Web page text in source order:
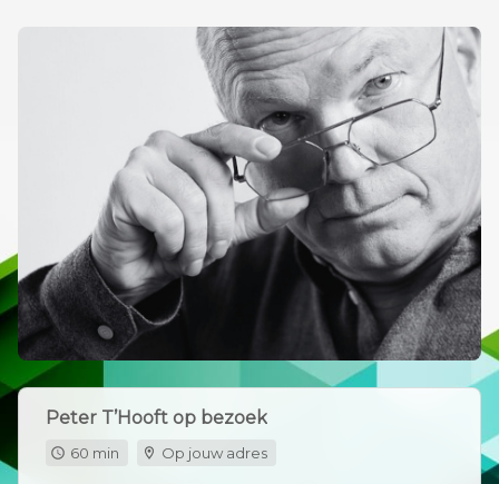
Peter T’Hooft op bezoek
60 min Op jouw adres